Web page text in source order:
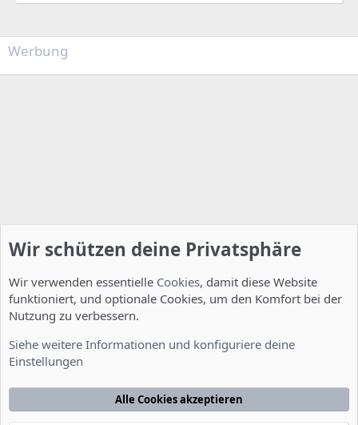
Werbung
Nutzungsbedingungen Datenschutzerklärung
Startseite
Wir schützen deine Privatsphäre
Wir verwenden essentielle Cookies, damit diese Website
funktioniert, und optionale Cookies, um den Komfort bei der
Nutzung zu verbessern.
Siehe weitere Informationen und konfiguriere deine
Einstellungen
Alle Cookies akzeptieren